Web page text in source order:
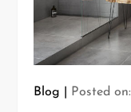
Blog Posted on: